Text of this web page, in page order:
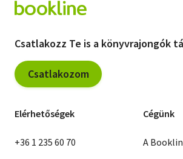
Csatlakozz Te is a könyvrajongók
Csatlakozom
Elérhetőségek
+36 1 235 60 70
Cégünk
A